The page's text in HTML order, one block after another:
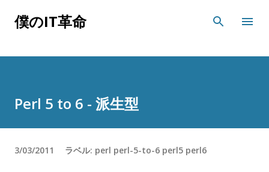
スキップしてメイン コンテンツに移動
僕のIT革命
Perl 5 to 6 - 派生型
3/03/2011 ラベル: perl perl-5-to-6 perl5 perl6